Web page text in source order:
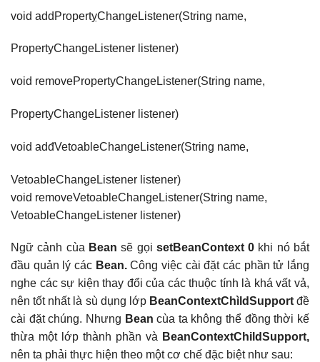
void addPropertỵChangeListener(String name,
PropertyChangeListener listener)
void removePropertyChangeListener(String name,
PropertyChangeListener listener)
void adđVetoableChangeListener(String name,
VetoableChangeListener listener)
void removeVetoableChangeListener(String name,
VetoableChangeListener listener)
Ngữ cảnh cùa Beansẽ gọi setBeanContext 0 khi nó bắt
đầu quản lý các Bean.Công việc cài đặt các phần tử lắng
nghe các sự kiện thay đổi của các thuộc tính là khá vất vả,
nên tốt nhất là sù dụng lớp BeanContextChìldSupport đề
cài đặt chúng. Nhưng Beancùa ta không thể đồng thời kế
thừa một lớp thành phần và BeanContextChildSupport,
nên ta phải thực hiện theo một cơ chế đặc biệt như sau: